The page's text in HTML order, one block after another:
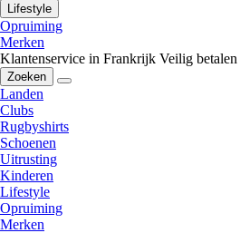
Lifestyle
Opruiming
Merken
Klantenservice in Frankrijk Veilig betalen
Zoeken
Landen
Clubs
Rugbyshirts
Schoenen
Uitrusting
Kinderen
Lifestyle
Opruiming
Merken